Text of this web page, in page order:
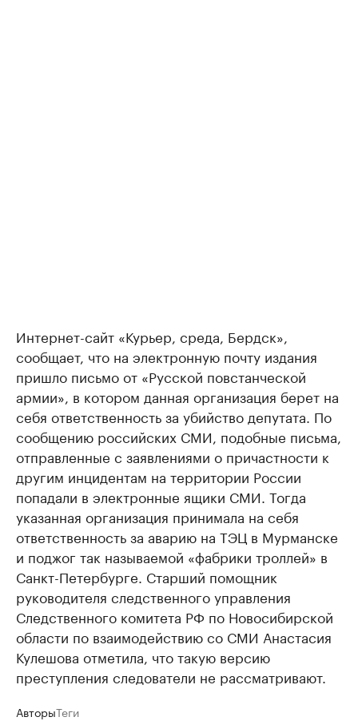
Интернет-сайт «Курьер, среда, Бердск»,
сообщает, что на электронную почту издания
пришло письмо от «Русской повстанческой
армии», в котором данная организация берет на
себя ответственность за убийство депутата. По
сообщению российских СМИ, подобные письма,
отправленные с заявлениями о причастности к
другим инцидентам на территории России
попадали в электронные ящики СМИ. Тогда
указанная организация принимала на себя
ответственность за аварию на ТЭЦ в Мурманске
и поджог так называемой «фабрики троллей» в
Санкт-Петербурге. Старший помощник
руководителя следственного управления
Следственного комитета РФ по Новосибирской
области по взаимодействию со СМИ Анастасия
Кулешова отметила, что такую версию
преступления следователи не рассматривают.
АвторыТеги